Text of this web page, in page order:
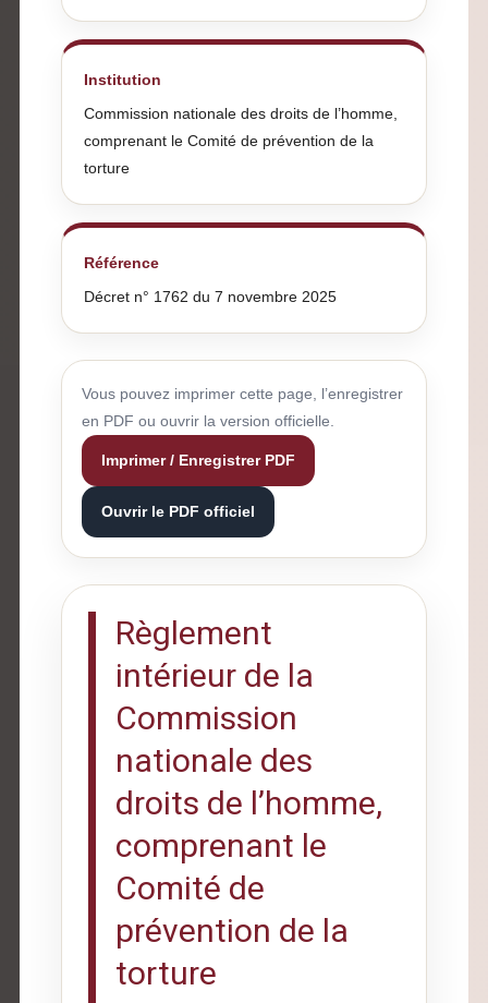
Institution
Commission nationale des droits de l’homme,
comprenant le Comité de prévention de la
torture
Référence
Décret n° 1762 du 7 novembre 2025
Vous pouvez imprimer cette page, l’enregistrer
en PDF ou ouvrir la version officielle.
Imprimer / Enregistrer PDF
Ouvrir le PDF officiel
Règlement
intérieur de la
Commission
nationale des
droits de l’homme,
comprenant le
Comité de
prévention de la
torture